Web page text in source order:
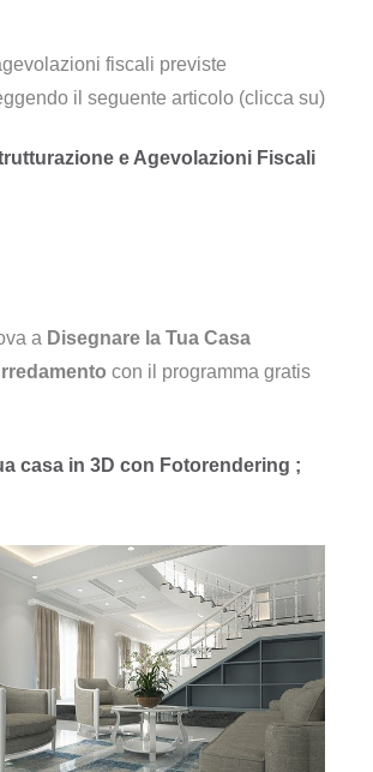
fiscali previste
il seguente articolo (clicca su)
e Agevolazioni Fiscali
a Disegnare la Tua Casa
con il programma gratis
casa in 3D con Fotorendering ;